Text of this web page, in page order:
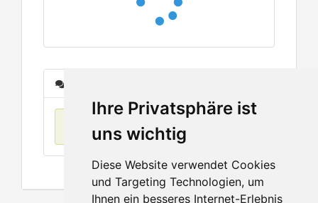
Ihre Privatsphäre ist
uns wichtig
Diese Website verwendet Cookies
und Targeting Technologien, um
Ihnen ein besseres Internet-Erlebnis